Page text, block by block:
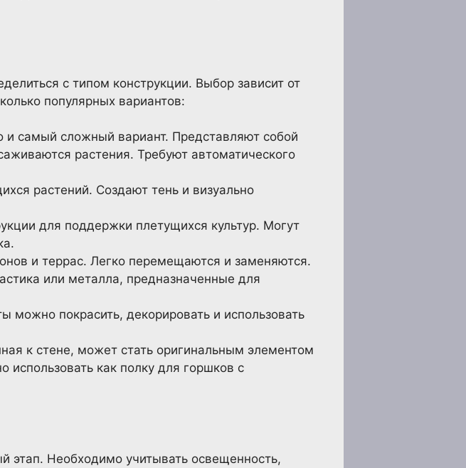
с типом конструкции. Выбор зависит от
популярных вариантов:
самый сложный вариант. Представляют собой
растения. Требуют автоматического
растений. Создают тень и визуально
для поддержки плетущихся культур. Могут
и террас. Легко перемещаются и заменяются.
или металла, предназначенные для
можно покрасить, декорировать и использовать
к стене, может стать оригинальным элементом
как полку для горшков с
этап. Необходимо учитывать освещенность,